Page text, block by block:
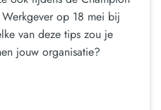
op 18 mei bij
van deze tips zou je
jouw organisatie?